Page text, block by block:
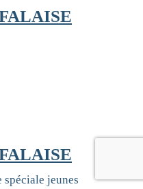
jeunes